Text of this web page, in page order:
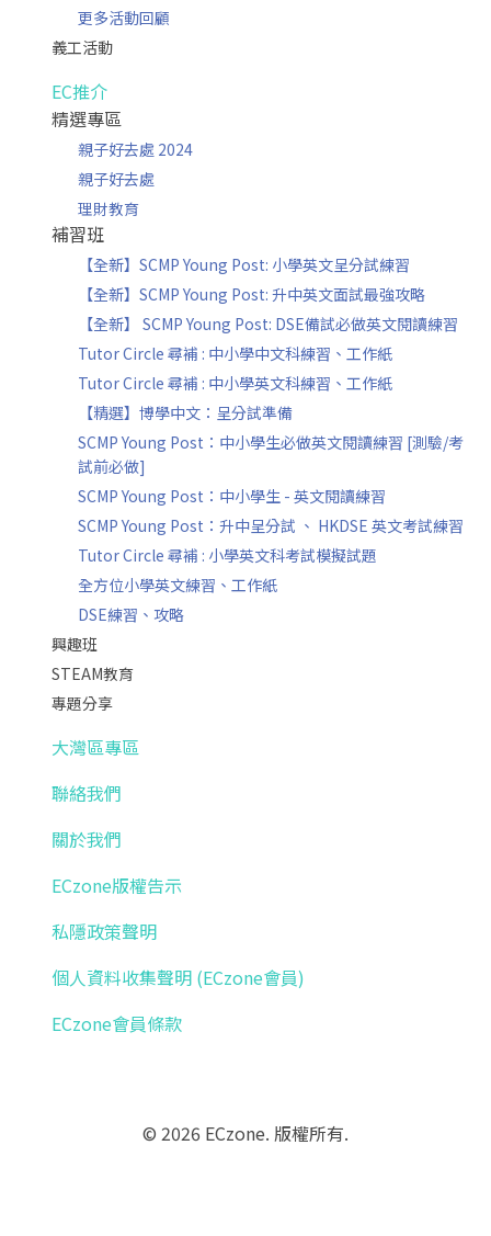
更多活動回顧
義工活動
EC推介
精選專區
親子好去處 2024
親子好去處
理財教育
補習班
【全新】SCMP Young Post: 小學英文呈分試練習
【全新】SCMP Young Post: 升中英文面試最強攻略
【全新】 SCMP Young Post: DSE備試必做英文閱讀練習
Tutor Circle 尋補 : 中小學中文科練習、工作紙
Tutor Circle 尋補 : 中小學英文科練習、工作紙
【精選】博學中文：呈分試準備
SCMP Young Post：中小學生必做英文閱讀練習 [測驗/考
試前必做]
SCMP Young Post：中小學生 - 英文閱讀練習
SCMP Young Post：升中呈分試 、 HKDSE 英文考試練習
Tutor Circle 尋補 : 小學英文科考試模擬試題
全方位小學英文練習、工作紙
DSE練習、攻略
興趣班
STEAM教育
專題分享
大灣區專區
聯絡我們
關於我們
ECzone版權告示
私隱政策聲明
個人資料收集聲明 (ECzone會員)
ECzone會員條款
© 2026 ECzone. 版權所有.